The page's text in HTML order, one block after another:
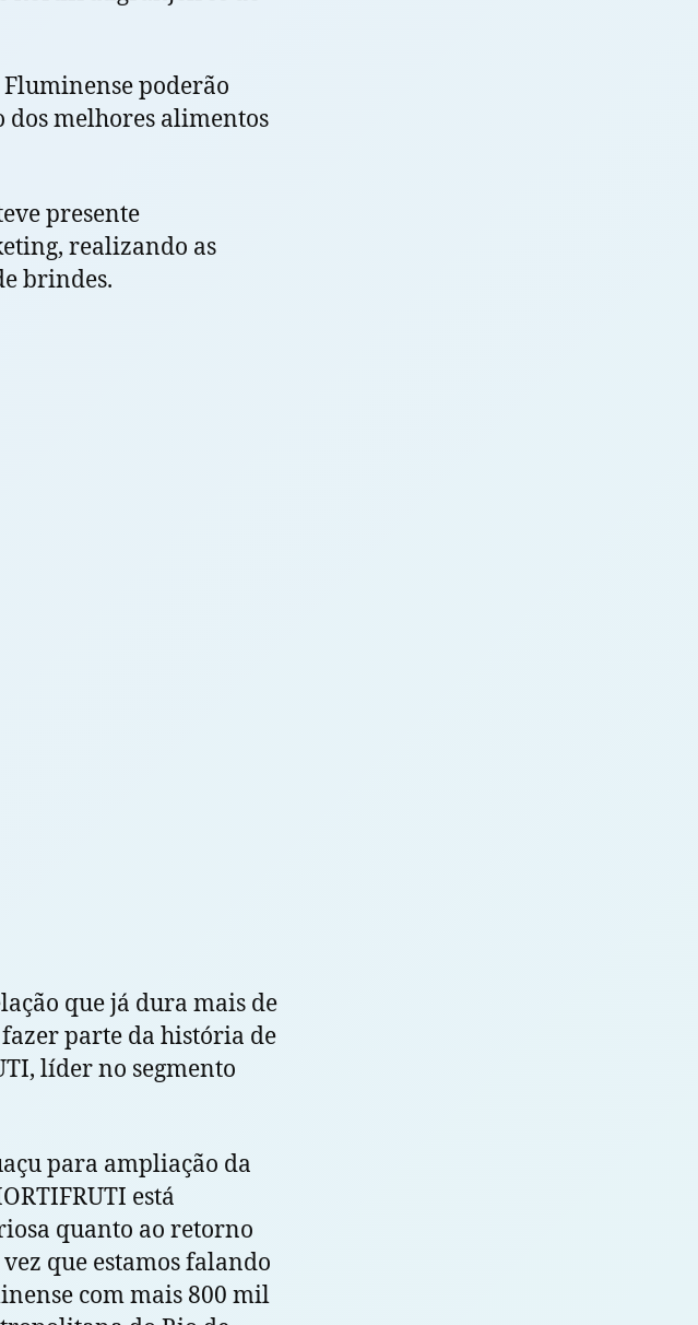
poderão
dos melhores alimentos
presente
realizando as
brindes.
que já dura mais de
parte da história de
líder no segmento
para ampliação da
está
quanto ao retorno
que estamos falando
com mais 800 mil